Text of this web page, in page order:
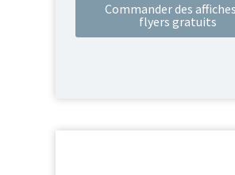
Commander des
flyers gratuits